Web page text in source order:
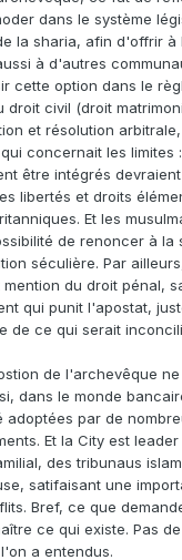
dans le système
la sharia, afin d'offrir à
à d'autres
cette option dans le
civil (droit
et résolution
concernait les limites
être intégrés
libertés et droits
Et les
de renoncer à la
séculière. Par
du droit pénal,
qui punit l'apostat,
de ce qui serait
de l'archevêque
dans le monde
adoptées par de
Et la City est
des tribunaus
satifaisant une
Bref, ce que
ce qui existe. Pas
a entendus.